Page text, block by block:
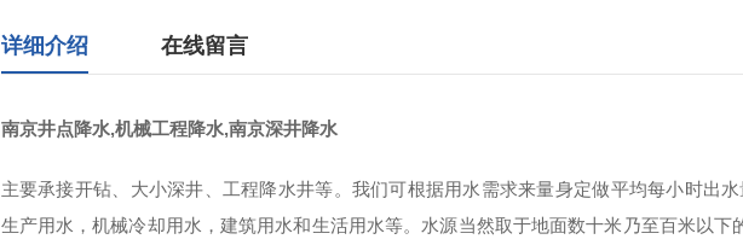
详细介绍 在线留言
南京井点降水,机械工程降水,南京深井降水
主要承接开钻、大小深井、工程降水井等。我们可根据用水需求来量身定做平均每小时出
生产用水，机械冷却用水，建筑用水和生活用水等。水源当然取于地面数十米乃至百米以下